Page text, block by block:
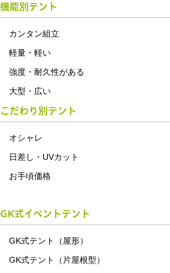
機能別テント
カンタン組立
軽量・軽い
強度・耐久性がある
大型・広い
こだわり別テント
オシャレ
日差し・UVカット
お手頃価格
GK式イベントテント
GK式テント（屋形）
GK式テント（片屋根型）